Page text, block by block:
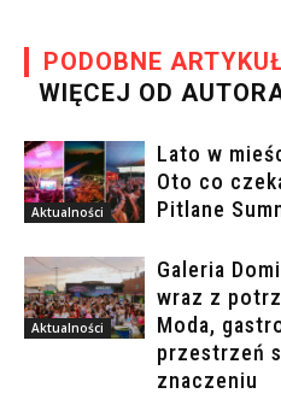
PODOBNE
WIĘCEJ OD
Aktualności
Lato w
Oto co
Pitlane
Aktualności
Galeria
wraz z
Moda,
przestrzeń
znaczeniu